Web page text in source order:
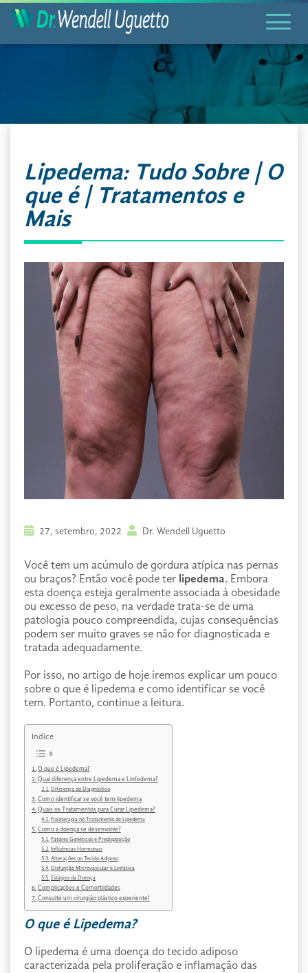
Lipedema: Tudo Sobre | O
que é | Tratamentos e
Mais
27, setembro, 2022 Dr. Wendell Uguetto
Você tem um acúmulo de gordura atípica nas pernas
ou braços? Então você pode ter lipedema. Embora
esta doença esteja geralmente associada à obesidade
ou excesso de peso, na verdade trata-se de uma
patologia pouco compreendida, cujas consequências
podem ser muito graves se não for diagnosticada e
tratada adequadamente.
Por isso, no artigo de hoje iremos explicar um pouco
sobre o que é lipedema e como identificar se você
tem. Portanto, continue a leitura.
Indice
O que é Lipedema?
Qual diferença entre Lipedema e Linfedema?
Diferença do Diagnóstico
Como identificar se você tem lipedema
Quais os Tratamentos para Curar Lipedema?
Fisioterapia no Tratamento de Lipedema
Como a doença se desenvolve?
Fatores Genéticos e Predisposição
Influências Hormonais
Alterações no Tecido Adiposo
Disfunção Microvascular e Linfática
Estágios da Doença
Complicações e Comorbidades
Consulte um cirurgião plástico experiente!
O que é Lipedema?
O lipedema é uma doença do tecido adiposo
caracterizada pela proliferação e inflamação das